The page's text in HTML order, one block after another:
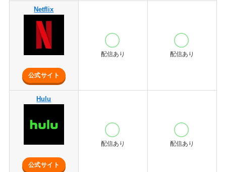
Netflix
公式サイト
配信あり 配信あり
Hulu
公式サイト
配信あり 配信あり